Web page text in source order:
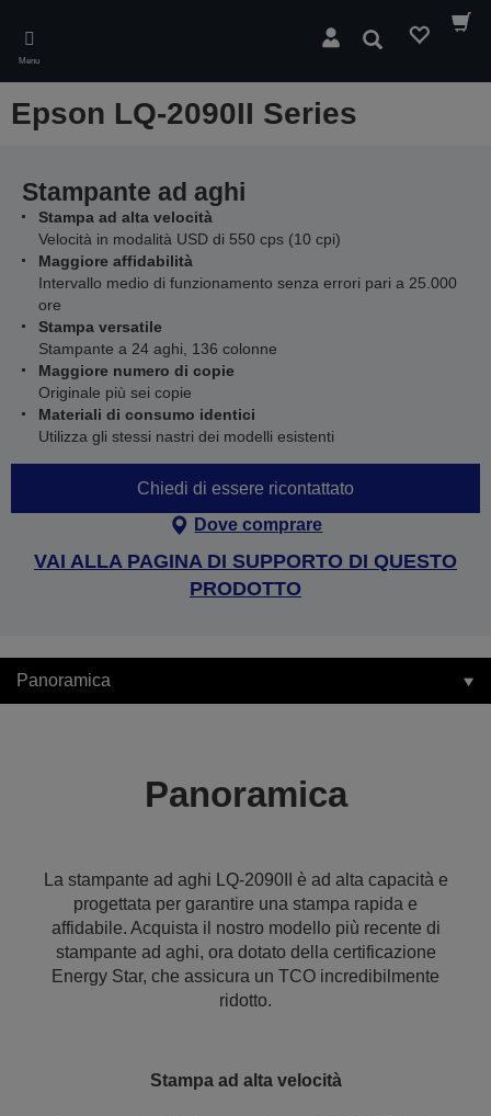
main
content
Menu
Cerca
Epson LQ-2090II Series
Stampante ad aghi
Stampa ad alta velocità
Velocità in modalità USD di 550 cps (10 cpi)
Maggiore affidabilità
Intervallo medio di funzionamento senza errori pari a 25.000
ore
Stampa versatile
Stampante a 24 aghi, 136 colonne
Maggiore numero di copie
Originale più sei copie
Materiali di consumo identici
Utilizza gli stessi nastri dei modelli esistenti
Chiedi di essere ricontattato
Dove comprare
VAI ALLA PAGINA DI SUPPORTO DI QUESTO
PRODOTTO
Panoramica
Panoramica
La stampante ad aghi LQ-2090II è ad alta capacità e
progettata per garantire una stampa rapida e
affidabile. Acquista il nostro modello più recente di
stampante ad aghi, ora dotato della certificazione
Energy Star, che assicura un TCO incredibilmente
ridotto.
Stampa ad alta velocità